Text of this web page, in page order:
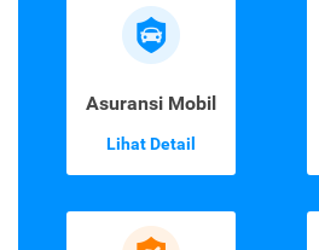
Asuransi Mobil
Lihat Detail